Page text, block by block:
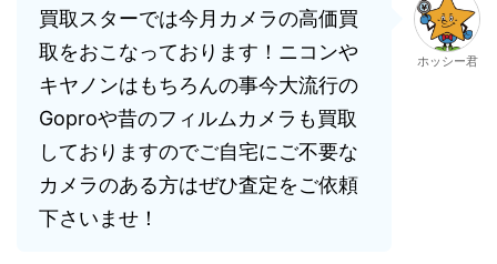
買取スターでは今月カメラの高価買
取をおこなっております！ニコンや
キヤノンはもちろんの事今大流行の
Goproや昔のフィルムカメラも買取
しておりますのでご自宅にご不要な
カメラのある方はぜひ査定をご依頼
下さいませ！
ホッシー君